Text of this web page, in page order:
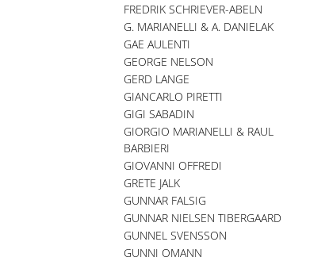
FREDRIK SCHRIEVER-ABELN
G. MARIANELLI & A. DANIELAK
GAE AULENTI
GEORGE NELSON
GERD LANGE
GIANCARLO PIRETTI
GIGI SABADIN
GIORGIO MARIANELLI & RAUL
BARBIERI
GIOVANNI OFFREDI
GRETE JALK
GUNNAR FALSIG
GUNNAR NIELSEN TIBERGAARD
GUNNEL SVENSSON
GUNNI OMANN